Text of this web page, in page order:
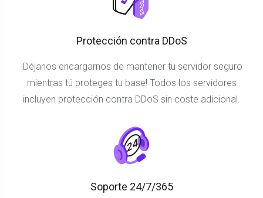
Protección contra DDoS
¡Déjanos encargarnos de mantener tu servidor seguro
mientras tú proteges tu base! Todos los servidores
incluyen protección contra DDoS sin coste adicional.
Soporte 24/7/365